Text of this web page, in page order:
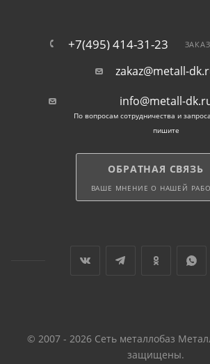
+7(495) 414-31-23
zakaz@metall-
info@metall-
По вопросам сотрудничества и
пишите
ОБРАТНАЯ СВЯЗЬ
ВАШЕ МНЕНИЕ О НАШЕЙ
© 2007 - 2026 Сеть металлобаз
защищены.